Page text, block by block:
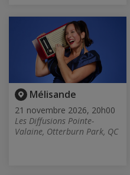
Mélisande
21 novembre 2026, 20h00
Les Diffusions Pointe-
Valaine, Otterburn Park, QC